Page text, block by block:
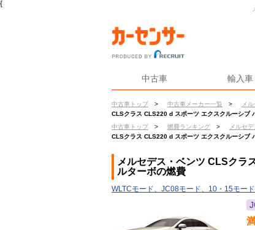
{
中古車 輸入車
中古車トップ > 中古車メーカー一覧 > メ
CLSクラス CLS220 d スポーツ エクスクルーシブ
中古車トップ
> 燃費ランキング > メルセ
CLSクラス CLS220 d スポーツ エクスクルーシブ
メルセデス・ベンツ CLSクラ
ルターボの燃費
WLTCモード、JC08モード、10・15モー